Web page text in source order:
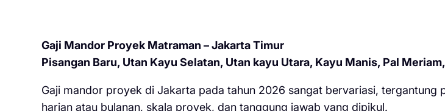
Gaji Mandor Proyek Matraman – Jakarta Timur
Pisangan Baru, Utan Kayu Selatan, Utan kayu Utara, Kayu Manis, Pal
Gaji mandor proyek di Jakarta pada tahun 2026 sangat bervariasi, tergantung
harian atau bulanan, skala proyek, dan tanggung jawab yang dipikul.